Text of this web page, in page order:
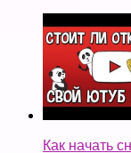
Как начать